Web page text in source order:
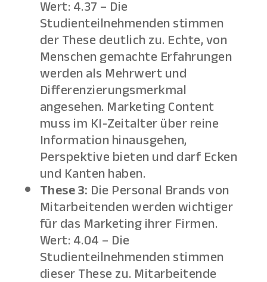
Wert: 4.37 – Die
Studienteilnehmenden stimmen
der These deutlich zu. Echte, von
Menschen gemachte Erfahrungen
werden als Mehrwert und
Differenzierungsmerkmal
angesehen. Marketing Content
muss im KI-Zeitalter über reine
Information hinausgehen,
Perspektive bieten und darf Ecken
und Kanten haben.
These 3:Die Personal Brands von
Mitarbeitenden werden wichtiger
für das Marketing ihrer Firmen.
Wert: 4.04 – Die
Studienteilnehmenden stimmen
dieser These zu. Mitarbeitende